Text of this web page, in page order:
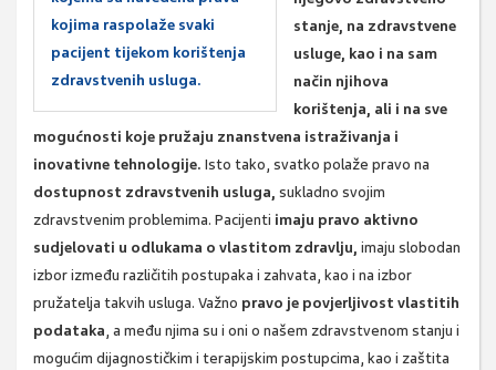
kojima raspolaže svaki
pacijent tijekom korištenja
zdravstvenih usluga.
stanje, na zdravstvene
usluge, kao i na sam
način njihova
korištenja, ali i na sve
mogućnosti koje pružaju znanstvena istraživanja i
inovativne tehnologije. Isto tako, svatko polaže pravo na
dostupnost zdravstvenih usluga, sukladno svojim
zdravstvenim problemima. Pacijenti imaju pravo aktivno
sudjelovati u odlukama o vlastitom zdravlju, imaju slobodan
izbor između različitih postupaka i zahvata, kao i na izbor
pružatelja takvih usluga. Važno pravo je povjerljivost vlastitih
podataka, a među njima su i oni o našem zdravstvenom stanju i
mogućim dijagnostičkim i terapijskim postupcima, kao i zaštita